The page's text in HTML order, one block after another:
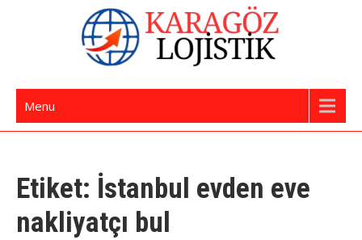
İstanbul Evden Eve Nakliye | İstanbul
Nakliyat
Menu
Etiket: İstanbul evden eve
nakliyatçı bul